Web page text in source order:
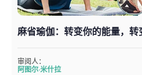
麻省瑜伽：转变你的能量，转
审阅人：
阿图尔·米什拉